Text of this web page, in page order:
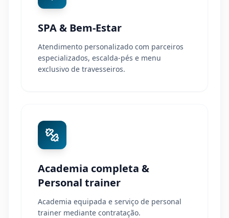
SPA & Bem-Estar
Atendimento personalizado com parceiros
especializados, escalda-pés e menu
exclusivo de travesseiros.
Academia completa &
Personal trainer
Academia equipada e serviço de personal
trainer mediante contratação.